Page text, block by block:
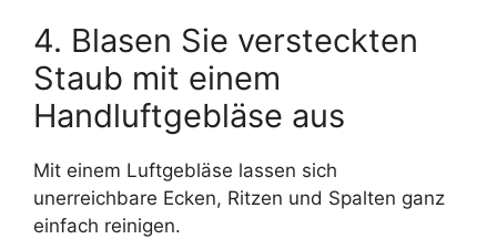
4. Blasen Sie versteckten
Staub mit einem
Handluftgebläse aus
Mit einem Luftgebläse lassen sich
unerreichbare Ecken, Ritzen und Spalten ganz
einfach reinigen.